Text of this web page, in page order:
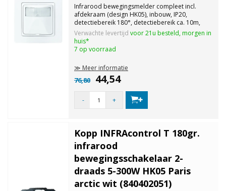
Infrarood bewegingsmelder compleet incl.
afdekraam (design HK05), inbouw, IP20,
detectiebereik 180°, detectiebereik ca. 10m,
insteltijd 4 - 240 sec, schemerdrempel traploos
instelbaar. Belasting gloei-/halgeenlampen: 40 -
400W, niet geschikt voor LED.
Verwachte levertijd voor 21u besteld, morgen in
huis*
7 op voorraad
≫ Meer informatie
76,80 44,54
- +
Kopp INFRAcontrol T 180gr.
infrarood
bewegingsschakelaar 2-
draads 5-300W HK05 Paris
arctic wit (840402051)